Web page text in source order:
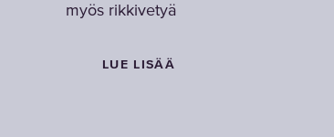
myös rikkivetyä
LUE LISÄÄ
myös rikkivetyä
LUE LISÄÄ
myös rikkivetyä
LUE LISÄÄ